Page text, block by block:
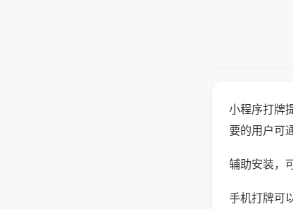
小程序打牌
要的用户可
辅助安装，
手机打牌可